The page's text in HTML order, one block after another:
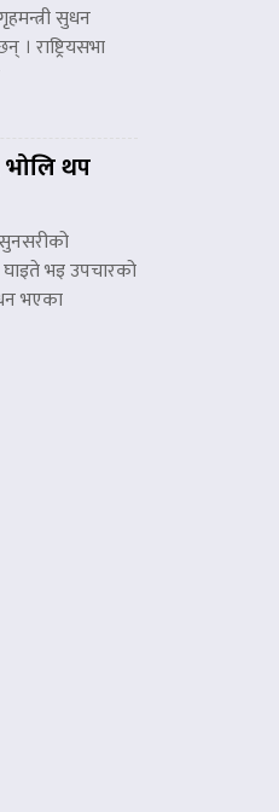
सुधन
राष्ट्रियसभा
भोलि थप
भइ उपचारको
भएका